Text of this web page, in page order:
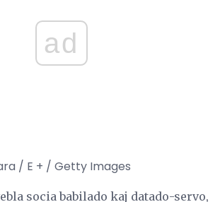
ad
/ E + / Getty Images
socia babilado kaj datado-servo,